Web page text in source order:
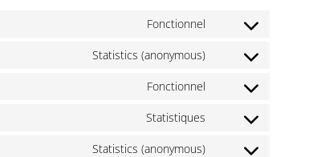
Fonctionnel
Statistics (anonymous)
Fonctionnel
Statistiques
Statistics (anonymous)